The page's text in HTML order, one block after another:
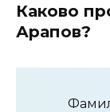
Каково
Арапов?